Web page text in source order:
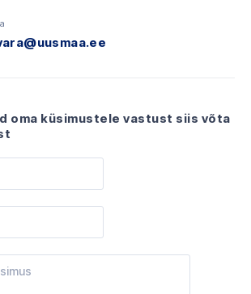
oma küsimustele vastust siis võta